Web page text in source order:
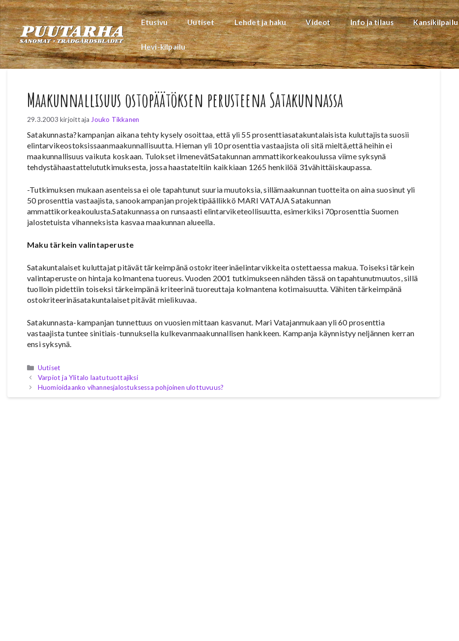
Siirry
sisältöön
Etusivu Uutiset Lehdet ja haku Videot Info ja tilaus Kansikilpailu
Hevi-kilpailu
Maakunnallisuus ostopäätöksen perusteena Satakunnassa
29.3.2003 kirjoittaja Jouko Tikkanen
Satakunnasta?kampanjan aikana tehty kysely osoittaa, että yli 55 prosenttiasatakuntalaisista kuluttajista suosii
elintarvikeostoksissaanmaakunnallisuutta. Hieman yli 10 prosenttia vastaajista oli sitä mieltä,että heihin ei
maakunnallisuus vaikuta koskaan. Tulokset ilmenevätSatakunnan ammattikorkeakoulussa viime syksynä
tehdystähaastattelututkimuksesta, jossa haastateltiin kaikkiaan 1265 henkilöä 31vähittäiskaupassa.
-Tutkimuksen mukaan asenteissa ei ole tapahtunut suuria muutoksia, sillämaakunnan tuotteita on aina suosinut yli
50 prosenttia vastaajista, sanookampanjan projektipäällikkö MARI VATAJA Satakunnan
ammattikorkeakoulusta.Satakunnassa on runsaasti elintarviketeollisuutta, esimerkiksi 70prosenttia Suomen
jalostetuista vihanneksista kasvaa maakunnan alueella.
Maku tärkein valintaperuste
Satakuntalaiset kuluttajat pitävät tärkeimpänä ostokriteerinäelintarvikkeita ostettaessa makua. Toiseksi tärkein
valintaperuste on hintaja kolmantena tuoreus. Vuoden 2001 tutkimukseen nähden tässä on tapahtunutmuutos, sillä
tuolloin pidettiin toiseksi tärkeimpänä kriteerinä tuoreuttaja kolmantena kotimaisuutta. Vähiten tärkeimpänä
ostokriteerinäsatakuntalaiset pitävät mielikuvaa.
Satakunnasta-kampanjan tunnettuus on vuosien mittaan kasvanut. Mari Vatajanmukaan yli 60 prosenttia
vastaajista tuntee sinitiais-tunnuksella kulkevanmaakunnallisen hankkeen. Kampanja käynnistyy neljännen kerran
ensi syksynä.
Kategoriat
Uutiset
Varpiot ja Ylitalo laatutuottajiksi
Huomioidaanko vihannesjalostuksessa pohjoinen ulottuvuus?